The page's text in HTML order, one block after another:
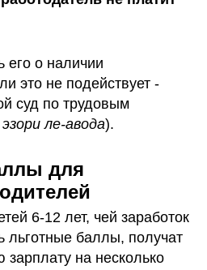
его о наличии
это не подействует -
суд по трудовым
ле-авода).
для
6-12 лет, чей заработок
льготные баллы, получат
на несколько